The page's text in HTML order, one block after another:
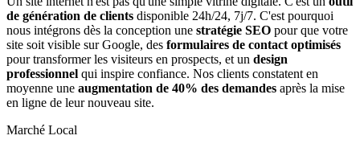
de génération de clients disponible 24h/24, 7j/7. C'est pourquoi
nous intégrons dès la conception une stratégie SEO pour que votre
site soit visible sur Google, des formulaires de contact optimisés
pour transformer les visiteurs en prospects, et un design
professionnel qui inspire confiance. Nos clients constatent en
moyenne une augmentation de 40% des demandes après la mise
en ligne de leur nouveau site.
Marché Local